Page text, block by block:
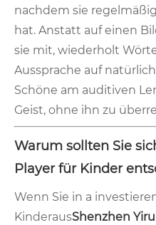
nachdem sie
hat. Anstatt auf einen
sie mit, wiederholt
Aussprache auf
Schöne am auditiven
Geist, ohne ihn zu
Warum sollten Sie
Player für Kinder
Wenn Sie in a
KinderausShenzhen